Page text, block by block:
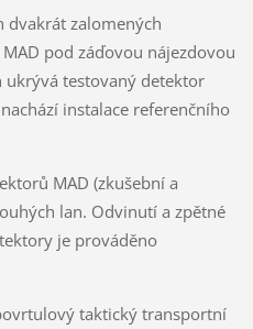
dvakrát zalomených
pod záďovou nájezdovou
ukrývá testovaný detektor
instalace referenčního
MAD (zkušební a
lan. Odvinutí a zpětné
je prováděno
taktický transportní